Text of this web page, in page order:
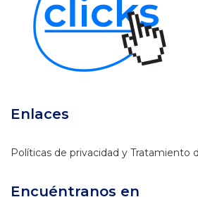
Enlaces
Políticas de privacidad y Tratamiento
Encuéntranos en